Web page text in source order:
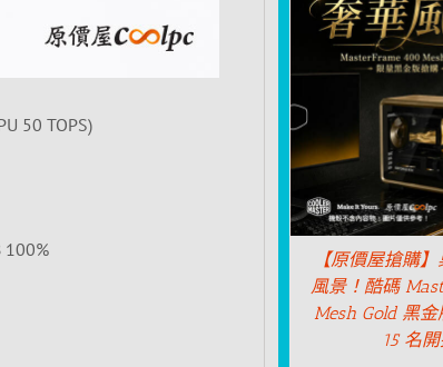
50 TOPS)
100%
【原價屋搶購
風景！酷碼
Mesh Gold 黑
15 名開